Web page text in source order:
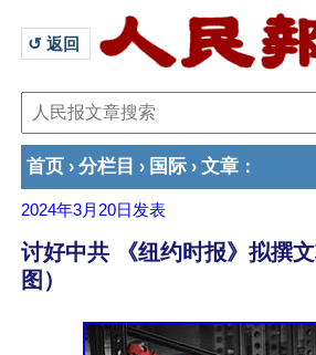
↺ 返回
首页 › 分栏目 › 国际 › 文章 ：
2024年3月20日 发表
讨好中共 《纽约时报》拟撰
图）